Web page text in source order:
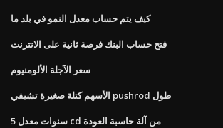
كيف يتم حساب معدل النمو في بلد ما
فتح حساب البنك فرصة ثانية على الانترنت
سعر الآجلة الألومنيوم
الأسهم كتلة صغيرة تشيفي pushrod طول
5 سنوات معدل cd من آلة حاسبة العودة